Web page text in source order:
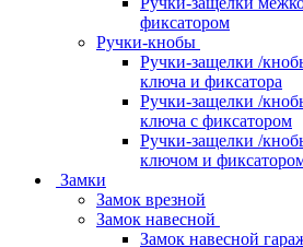
фиксатором
Ручки-кнобы
Ручки-защелки /
ключа и фиксатора
Ручки-защелки /
ключа с фиксатором
Ручки-защелки /
ключом и
Замки
Замок врезной
Замок навесной
Замок навесной